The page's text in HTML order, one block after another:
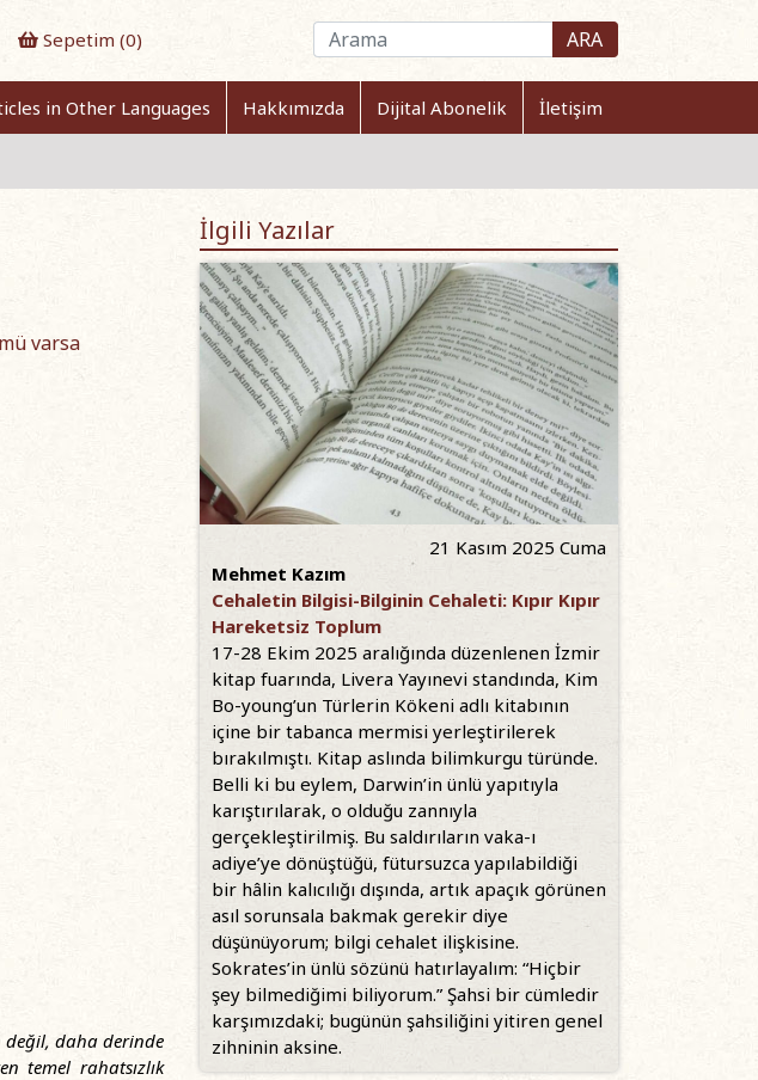
Sepetim (0) ARA
in Other Languages Hakkımızda Dijital Abonelik İletişim
varsa
değil, daha derinde
temel rahatsızlık
İlgili Yazılar
21 Kasım 2025 Cuma
Mehmet Kazım
Cehaletin Bilgisi-Bilginin Cehaleti: Kıpır Kıpır
Hareketsiz Toplum
17-28 Ekim 2025 aralığında düzenlenen İzmir
kitap fuarında, Livera Yayınevi standında, Kim
Bo-young’un Türlerin Kökeni adlı kitabının
içine bir tabanca mermisi yerleştirilerek
bırakılmıştı. Kitap aslında bilimkurgu türünde.
Belli ki bu eylem, Darwin’in ünlü yapıtıyla
karıştırılarak, o olduğu zannıyla
gerçekleştirilmiş. Bu saldırıların vaka-ı
adiye’ye dönüştüğü, fütursuzca yapılabildiği
bir hâlin kalıcılığı dışında, artık apaçık görünen
asıl sorunsala bakmak gerekir diye
düşünüyorum; bilgi cehalet ilişkisine.
Sokrates’in ünlü sözünü hatırlayalım: “Hiçbir
şey bilmediğimi biliyorum.” Şahsi bir cümledir
karşımızdaki; bugünün şahsiliğini yitiren genel
zihninin aksine.